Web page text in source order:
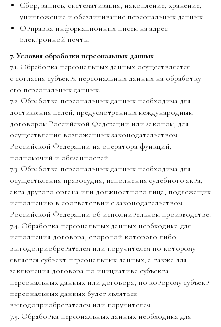
Сбор, запись, систематизация, накопление, хранение,
уничтожение и обезличивание персональных данных
Отправка информационных писем на адрес
электронной почты
7. Условия обработки персональных данных
7.1. Обработка персональных данных осуществляется
с согласия субъекта персональных данных на обработку
его персональных данных.
7.2. Обработка персональных данных необходима для
достижения целей, предусмотренных международным
договором Российской Федерации или законом, для
осуществления возложенных законодательством
Российской Федерации на оператора функций,
полномочий и обязанностей.
7.3. Обработка персональных данных необходима для
осуществления правосудия, исполнения судебного акта,
акта другого органа или должностного лица, подлежащих
исполнению в соответствии с законодательством
Российской Федерации об исполнительном производстве.
7.4. Обработка персональных данных необходима для
исполнения договора, стороной которого либо
выгодоприобретателем или поручителем по которому
является субъект персональных данных, а также для
заключения договора по инициативе субъекта
персональных данных или договора, по которому субъект
персональных данных будет являться
выгодоприобретателем или поручителем.
7.5. Обработка персональных данных необходима для